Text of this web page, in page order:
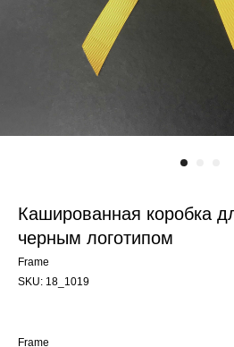
Кашированная коробка
черным логотипом
Frame
SKU: 18_1019
Frame